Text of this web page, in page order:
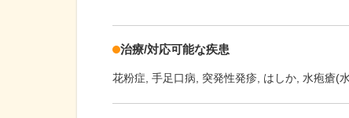
治療/対応可能な疾患
花粉症 手足口病 突発性発疹 はしか 水疱瘡(